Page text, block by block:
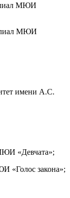
МЮИ
МЮИ
имени А.С.
«Девчата»;
«Голос закона»;